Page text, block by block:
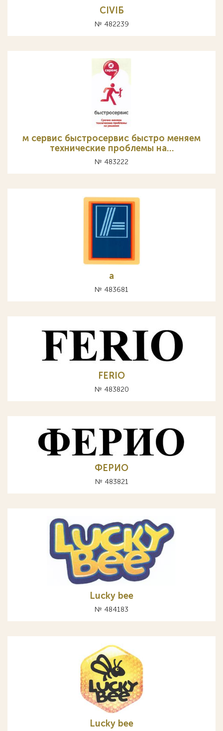
CIVIБ
№ 482239
м сервис быстросервис быстро меняем
технические проблемы на…
№ 483222
а
№ 483681
FERIO
№ 483820
ФЕРИО
№ 483821
Lucky bee
№ 484183
Lucky bee